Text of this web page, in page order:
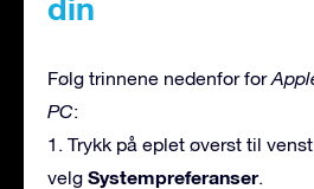
din
Følg trinnene nedenfor for
PC:
1. Trykk på eplet øverst til
velg Systempreferanser.